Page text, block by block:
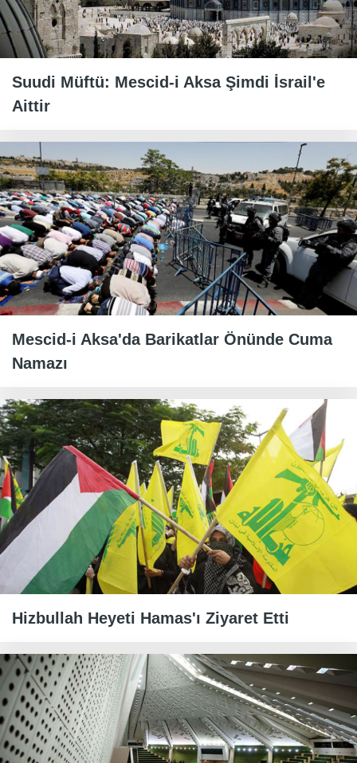
Suudi Müftü: Mescid-i Aksa Şimdi İsrail'e
Aittir
Mescid-i Aksa'da Barikatlar Önünde Cuma
Namazı
Hizbullah Heyeti Hamas'ı Ziyaret Etti